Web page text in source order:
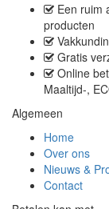
Een ruim
producten
Gratis
Online
Maaltijd-,
Algemeen
Home
Over ons
Nieuws &
Contact